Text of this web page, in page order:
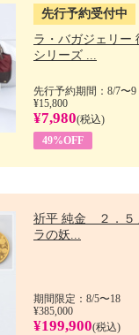
先行予約受付中
ラ・バガジェリー
シリーズ ...
先行予約期間：8/7〜
¥15,800
¥7,980(税込)
49%OFF
祈平 純金 ２．５
ラの妖...
期間限定：8/5〜18
¥385,000
¥199,900(税込)